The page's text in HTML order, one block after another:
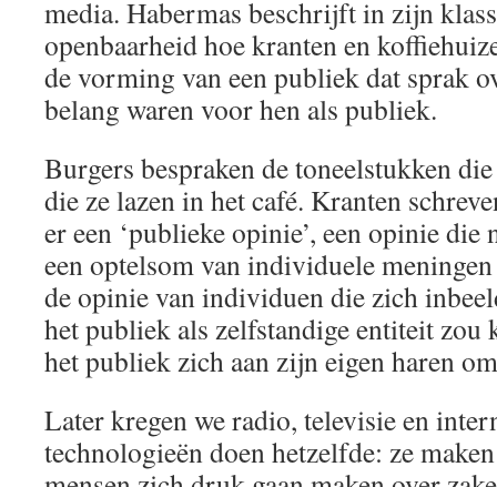
media. Habermas beschrijft in zijn
openbaarheid hoe kranten en
de vorming van een publiek dat sprak
belang waren voor hen als publiek.
Burgers bespraken de toneelstukken
die ze lazen in het café. Kranten
er een ‘publieke opinie’, een opinie die
een optelsom van individuele
de opinie van individuen die zich
het publiek als zelfstandige entiteit
het publiek zich aan zijn eigen haren
Later kregen we radio, televisie en
technologieën doen hetzelfde: ze